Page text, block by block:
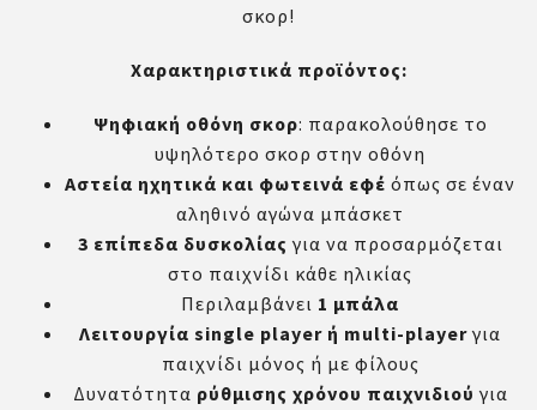
σκορ!
Χαρακτηριστικά προϊόντος:
Ψηφιακή οθόνη σκορ: παρακολούθησε το
υψηλότερο σκορ στην οθόνη
Αστεία ηχητικά και φωτεινά εφέ όπως σε έναν
αληθινό αγώνα μπάσκετ
3 επίπεδα δυσκολίας για να προσαρμόζεται
στο παιχνίδι κάθε ηλικίας
Περιλαμβάνει 1 μπάλα
Λειτουργία single player ή multi-playerγια
παιχνίδι μόνος ή με φίλους
Δυνατότητα ρύθμισης χρόνου παιχνιδιού για